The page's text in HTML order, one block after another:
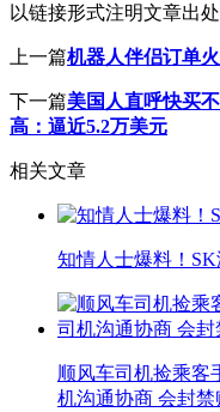
以链接形式注明文章出处
上一篇机器人伴侣订单
下一篇美国人直呼快买
高：逼近5.2万美元
相关文章
知情人士爆料！
顺风车司机捡乘客
机沟通协商 会封禁